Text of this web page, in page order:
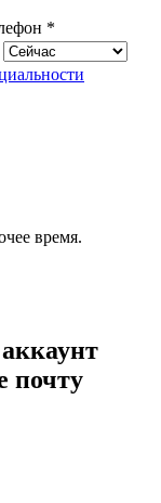
*
время.
аккаунт
почту